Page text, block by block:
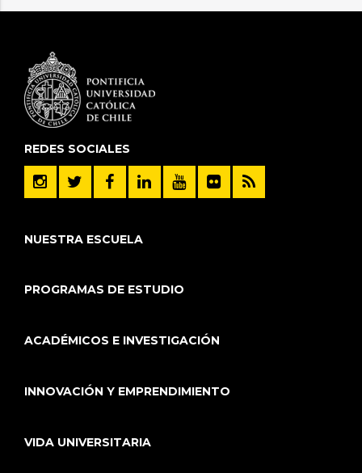
REDES SOCIALES
NUESTRA ESCUELA
PROGRAMAS DE ESTUDIO
ACADÉMICOS E INVESTIGACIÓN
INNOVACIÓN Y EMPRENDIMIENTO
VIDA UNIVERSITARIA